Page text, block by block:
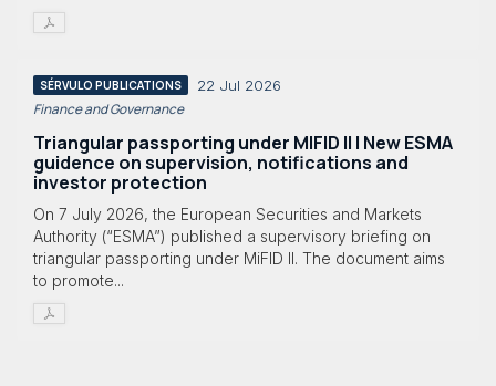
SÉRVULO PUBLICATIONS 22 Jul 2026
Finance and Governance
Triangular passporting under MIFID II | New ESMA
guidence on supervision, notifications and
investor protection
On 7 July 2026, the European Securities and Markets
Authority (“ESMA”) published a supervisory briefing on
triangular passporting under MiFID II. The document aims
to promote...